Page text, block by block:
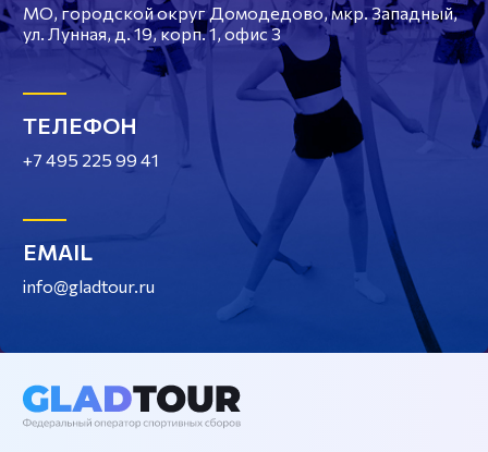
МО, городской округ Домодедово, мкр. Западный,
ул. Лунная, д. 19, корп. 1, офис 3
ТЕЛЕФОН
+7 495 225 99 41
EMAIL
info@gladtour.ru